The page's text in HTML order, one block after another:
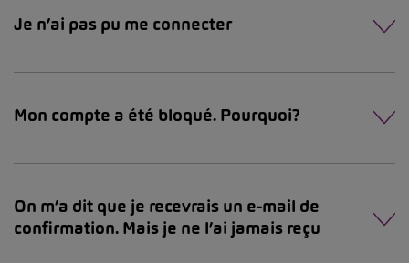
Je n’ai pas pu me connecter
Mon compte a été bloqué. Pourquoi?
On m’a dit que je recevrais un e-mail de
confirmation. Mais je ne l’ai jamais reçu